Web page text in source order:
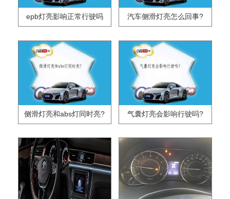
epb灯亮影响正常行驶吗 汽车侧滑灯亮怎么回事?
侧滑灯亮和abs灯同时亮? 气囊灯亮会影响行驶吗?